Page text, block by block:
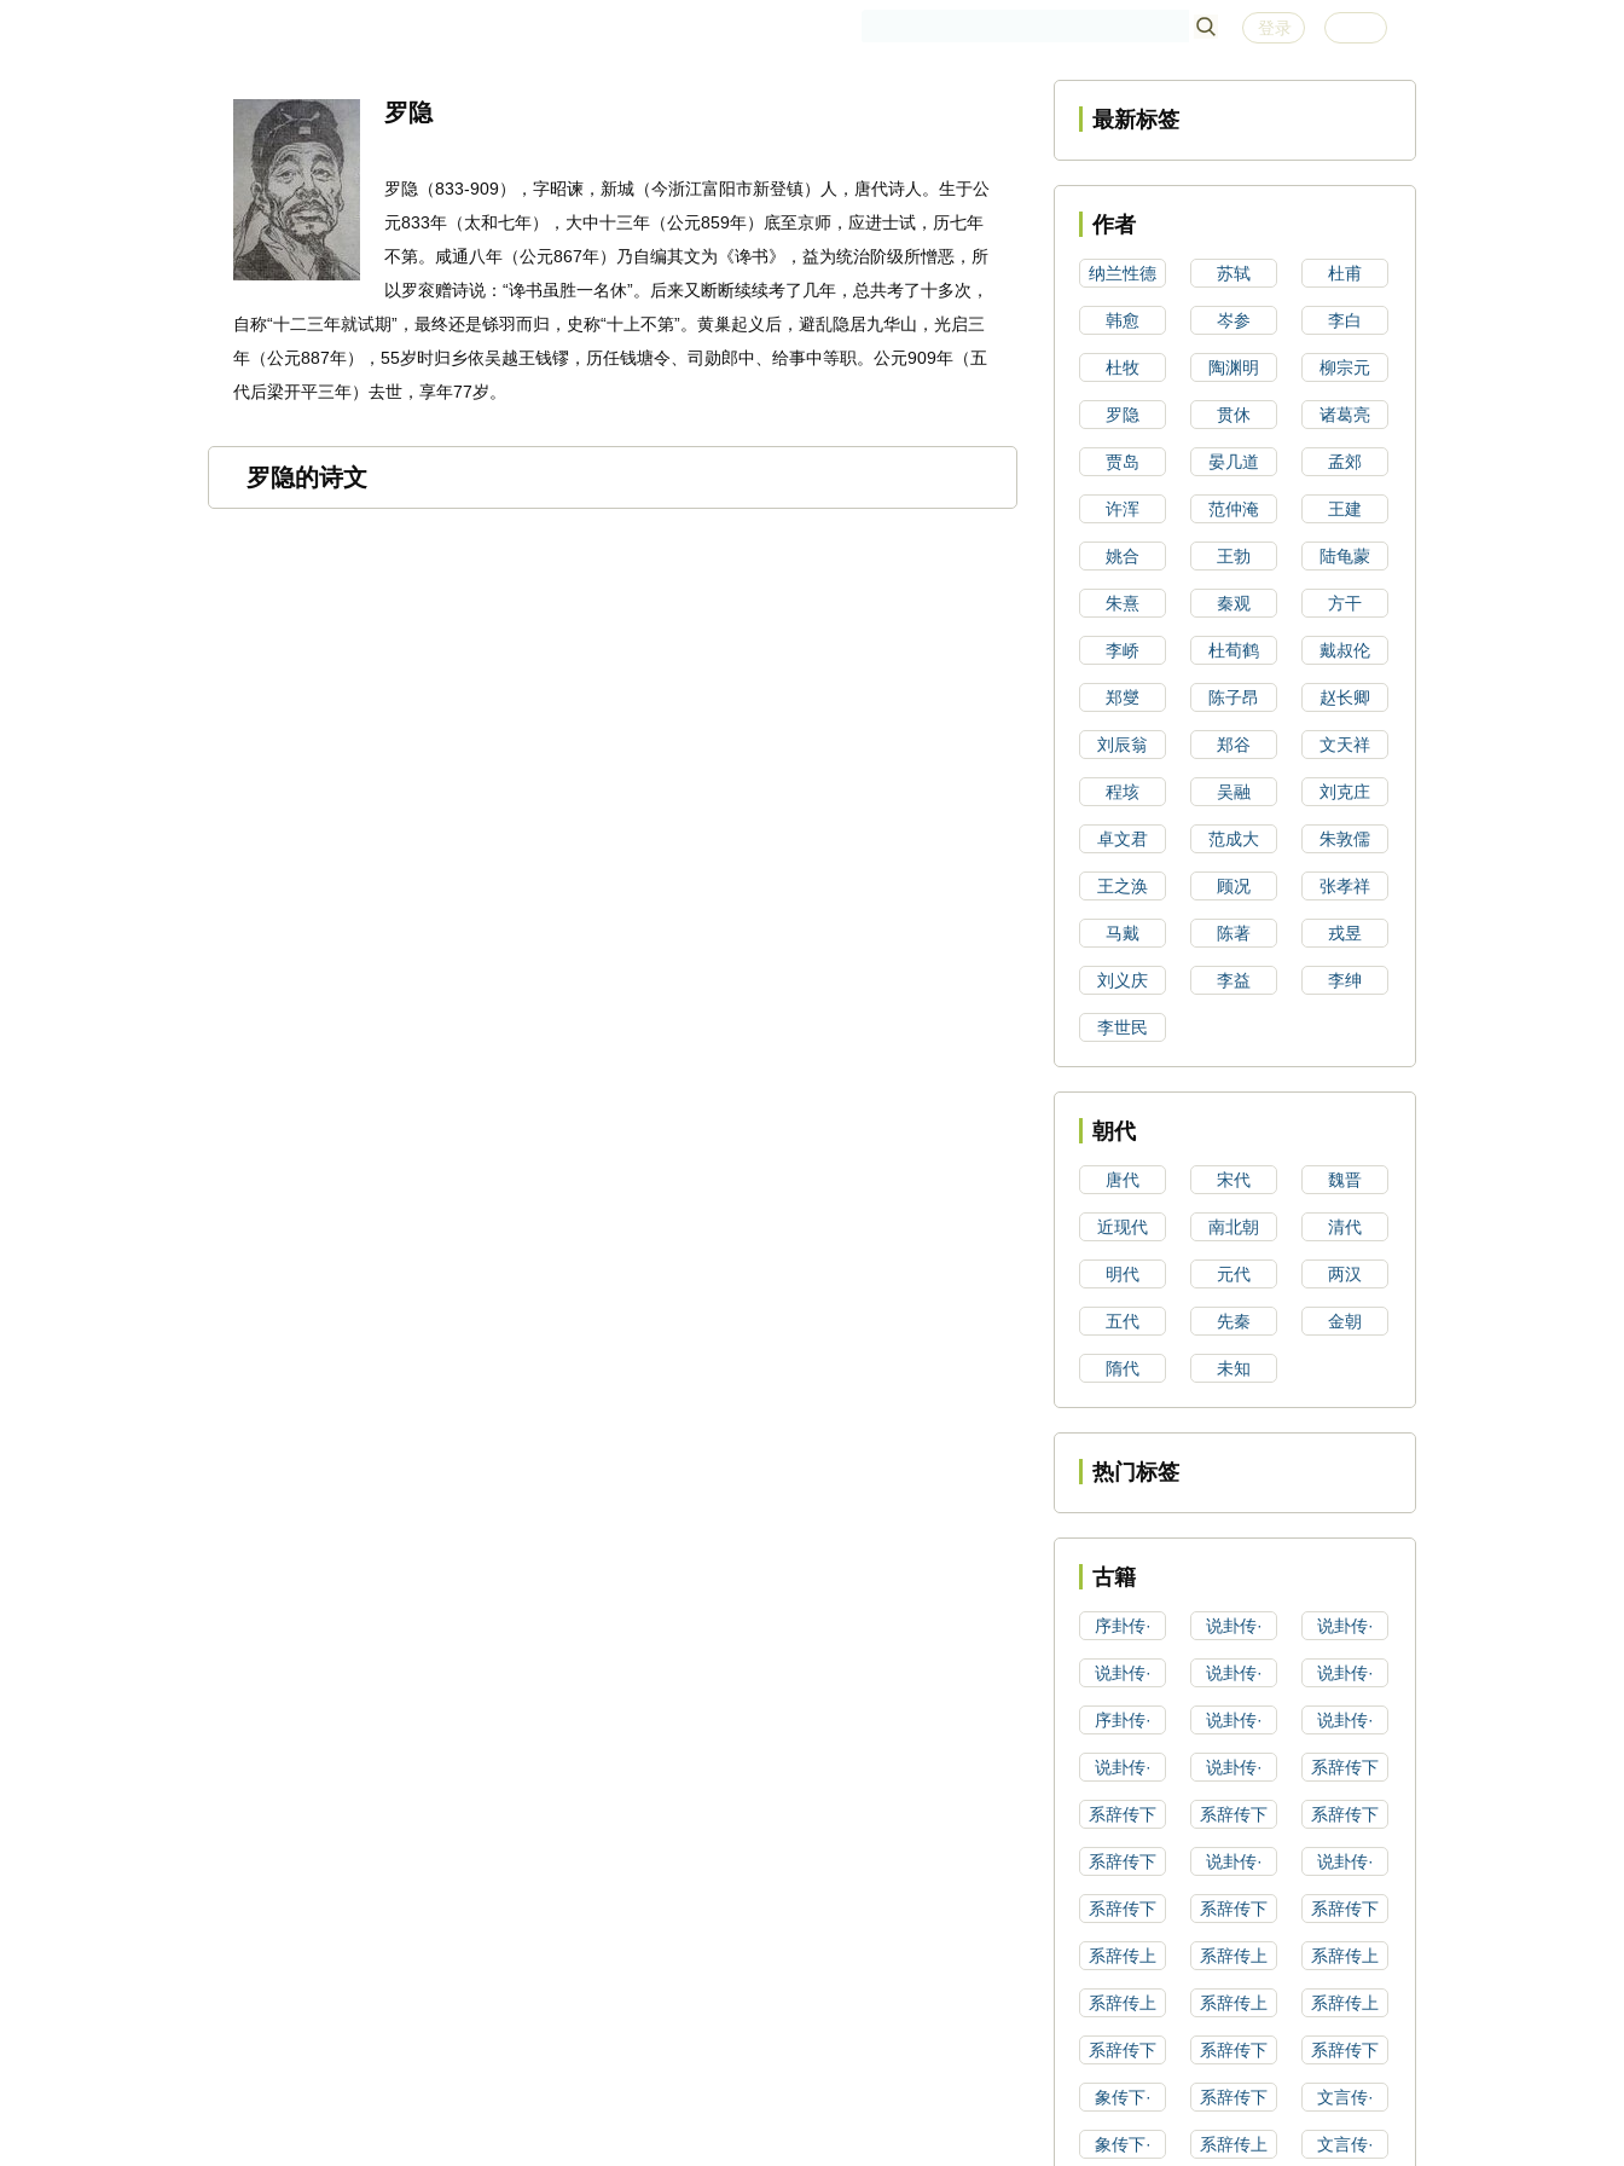
登录
罗隐
罗隐（833-909），字昭谏，新城（今浙江富阳市新登镇）人，唐代诗人。生于公
元833年（太和七年），大中十三年（公元859年）底至京师，应进士试，历七年
不第。咸通八年（公元867年）乃自编其文为《谗书》，益为统治阶级所憎恶，所
以罗衮赠诗说：“谗书虽胜一名休”。后来又断断续续考了几年，总共考了十多次，
自称“十二三年就试期”，最终还是铩羽而归，史称“十上不第”。黄巢起义后，避乱隐居九华山，光启三
年（公元887年），55岁时归乡依吴越王钱镠，历任钱塘令、司勋郎中、给事中等职。公元909年（五
代后梁开平三年）去世，享年77岁。
罗隐的诗文
最新标签
作者
纳兰性德 苏轼 杜甫
韩愈 岑参 李白
杜牧 陶渊明 柳宗元
罗隐 贯休 诸葛亮
贾岛 晏几道 孟郊
许浑 范仲淹 王建
姚合 王勃 陆龟蒙
朱熹 秦观 方干
李峤 杜荀鹤 戴叔伦
郑燮 陈子昂 赵长卿
刘辰翁 郑谷 文天祥
程垓 吴融 刘克庄
卓文君 范成大 朱敦儒
王之涣 顾况 张孝祥
马戴 陈著 戎昱
刘义庆 李益 李绅
李世民
朝代
唐代 宋代 魏晋
近现代 南北朝 清代
明代 元代 两汉
五代 先秦 金朝
隋代 未知
热门标签
古籍
序卦传· 说卦传· 说卦传·
说卦传· 说卦传· 说卦传·
序卦传· 说卦传· 说卦传·
说卦传· 说卦传· 系辞传下
系辞传下 系辞传下 系辞传下
系辞传下 说卦传· 说卦传·
系辞传下 系辞传下 系辞传下
系辞传上 系辞传上 系辞传上
系辞传上 系辞传上 系辞传上
系辞传下 系辞传下 系辞传下
象传下· 系辞传下 文言传·
象传下· 系辞传上 文言传·